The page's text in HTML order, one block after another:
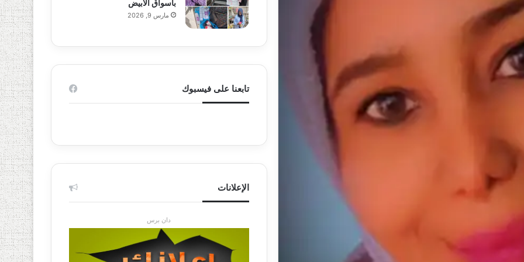
بأسواق الأبيض
مارس 9, 2026
تابعنا على فيسبوك
الإعلانات
دان برس